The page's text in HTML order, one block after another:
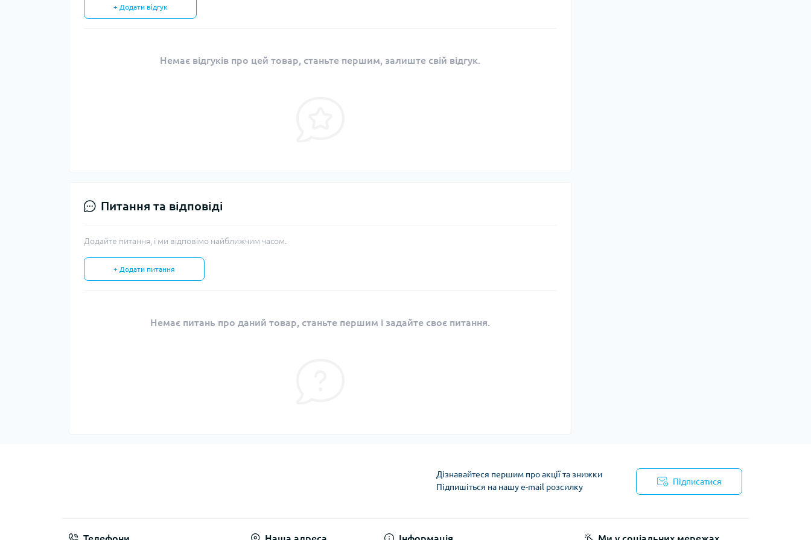
+ Додати відгук
Немає відгуків про цей товар, станьте першим, залиште свій відгук.
Питання та відповіді
Додайте питання, і ми відповімо найближчим часом.
+ Додати питання
Немає питань про даний товар, станьте першим і задайте своє питання.
Дізнавайтеся першим про акції та знижки
Підпишіться на нашу e-mail розсилку
Підписатися